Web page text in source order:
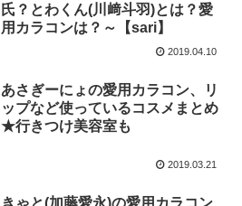
氏？とわくん(川﨑斗羽)とは？愛
用カラコンは？～【sari】
2019.04.10
あさぎーにょの愛用カラコン、リ
ップなど使っているコスメまとめ
★行きつけ美容室も
2019.03.21
きゃと(加藤愛永)の愛用カラコン